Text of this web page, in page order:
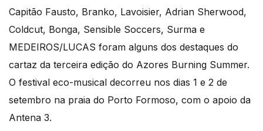
Capitão Fausto, Branko, Lavoisier, Adrian Sherwood,
Coldcut, Bonga, Sensible Soccers, Surma e
MEDEIROS/LUCAS foram alguns dos destaques do
cartaz da terceira edição do Azores Burning Summer.
O festival eco-musical decorreu nos dias 1 e 2 de
setembro na praia do Porto Formoso, com o apoio da
Antena 3.